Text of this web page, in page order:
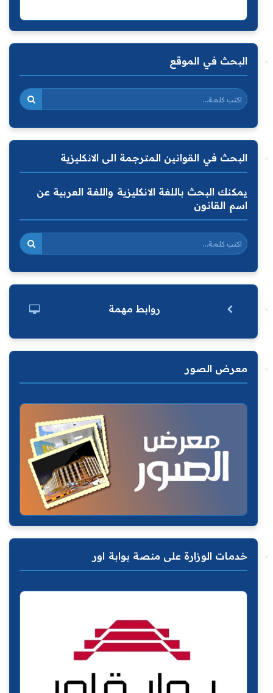
البحث في الموقع
البحث في القوانين المترجمة الى الانكليزية
يمكنك البحث باللغة الانكليزية واللغة العربية عن
اسم القانون
روابط مهمة
معرض الصور
خدمات الوزارة على منصة بوابة اور